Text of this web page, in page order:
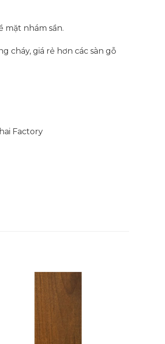
mặt nhám sần.
cháy, giá rẻ hơn các sàn gỗ
Factory